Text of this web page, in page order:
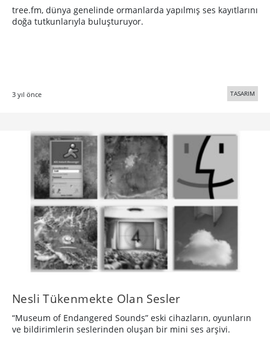
tree.fm, dünya genelinde ormanlarda yapılmış ses kayıtlarını
doğa tutkunlarıyla buluşturuyor.
3 yıl önce TASARIM
Nesli Tükenmekte Olan Sesler
“Museum of Endangered Sounds” eski cihazların, oyunların
ve bildirimlerin seslerinden oluşan bir mini ses arşivi.